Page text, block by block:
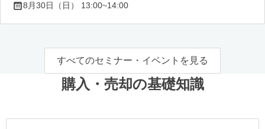
8月30日（日） 13:00~14:00
すべてのセミナー・イベントを見る
購入・売却の基礎知識